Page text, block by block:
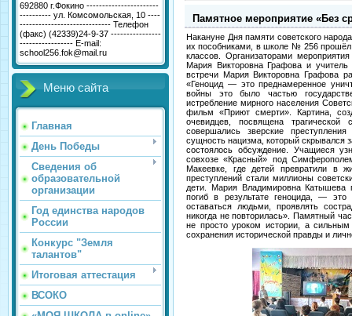
692880 г.Фокино -----------------------
---------- ул. Комсомольская, 10 ----
----------------------------- Телефон
(факс) (42339)24-9-37 ----------------
----------------- E-mail:
school256.fok@mail.ru
Меню сайта
Главная
День Победы
Сведения об
образовательной
организации
Год единства народов
России
Конкурс "Земля
талантов"
Итоговая аттестация
ВСОКО
Памятное мероприятие «Без
Накануне Дня памяти советского
их пособниками, в школе № 256
классов. Организаторами
Мария Викторовна Графова и
встречи Мария Викторовна Графова
«Геноцид — это преднамеренное
войны это было частью
истребление мирного населения
фильм «Приют смерти». Картина,
очевидцев, посвящена
совершались зверские
сущность нацизма, который скрывался
состоялось обсуждение. Учащиеся
совхозе «Красный» под
Макеевке, где детей превратили в
преступлений стали миллионы
дети. Мария Владимировна Катышева
погиб в результате геноцида, —
оставаться людьми, проявлять
никогда не повторилась». Памятный
не просто уроком истории, а
сохранения исторической правды и